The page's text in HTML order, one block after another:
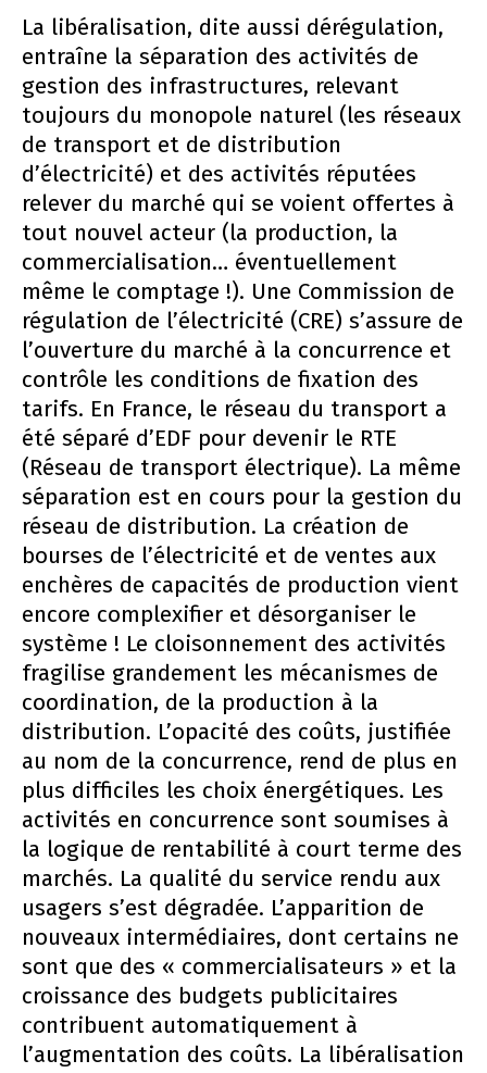
La libéralisation, dite aussi dérégulation,
entraîne la séparation des activités de
gestion des infrastructures, relevant
toujours du monopole naturel (les réseaux
de transport et de distribution
d’électricité) et des activités réputées
relever du marché qui se voient offertes à
tout nouvel acteur (la production, la
commercialisation… éventuellement
même le comptage !). Une Commission de
régulation de l’électricité (CRE) s’assure de
l’ouverture du marché à la concurrence et
contrôle les conditions de fixation des
tarifs. En France, le réseau du transport a
été séparé d’EDF pour devenir le RTE
(Réseau de transport électrique). La même
séparation est en cours pour la gestion du
réseau de distribution. La création de
bourses de l’électricité et de ventes aux
enchères de capacités de production vient
encore complexifier et désorganiser le
système ! Le cloisonnement des activités
fragilise grandement les mécanismes de
coordination, de la production à la
distribution. L’opacité des coûts, justifiée
au nom de la concurrence, rend de plus en
plus difficiles les choix énergétiques. Les
activités en concurrence sont soumises à
la logique de rentabilité à court terme des
marchés. La qualité du service rendu aux
usagers s’est dégradée. L’apparition de
nouveaux intermédiaires, dont certains ne
sont que des « commercialisateurs » et la
croissance des budgets publicitaires
contribuent automatiquement à
l’augmentation des coûts. La libéralisation